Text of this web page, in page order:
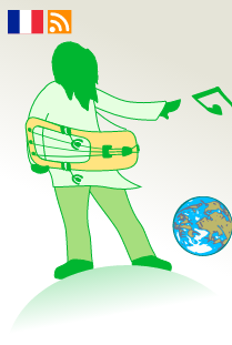
Les fleurs du normal